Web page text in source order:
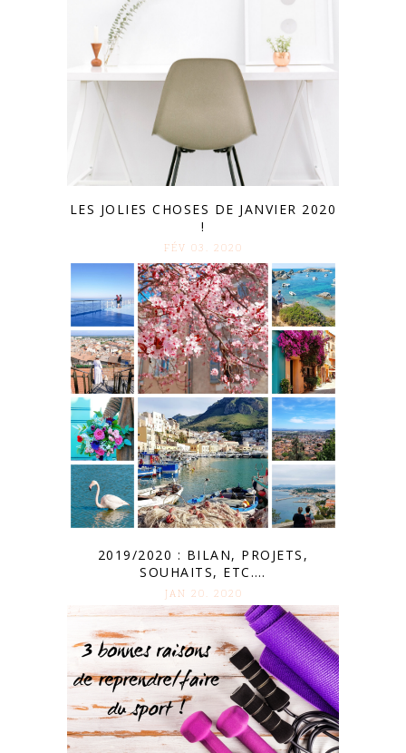
LES JOLIES CHOSES DE JANVIER 2020
!
FÉV 03. 2020
2019/2020 : BILAN, PROJETS,
SOUHAITS, ETC….
JAN 20. 2020